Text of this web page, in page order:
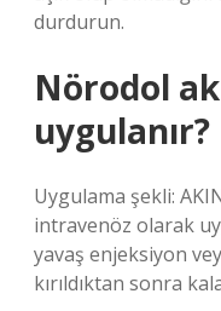
durdurun.
Nörodol
uygulanır?
Uygulama şekli:
intravenöz olarak
yavaş enjeksiyon
kırıldıktan sonra